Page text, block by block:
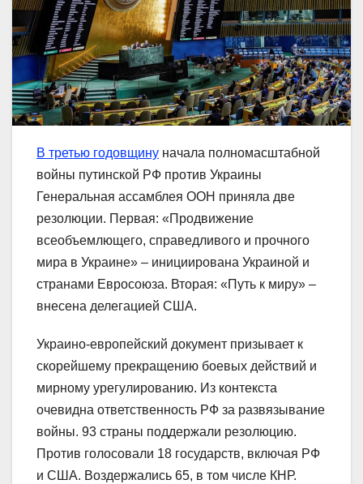
В третью годовщину начала полномасштабной
войны путинской РФ против Украины
Генеральная ассамблея ООН приняла две
резолюции. Первая: «Продвижение
всеобъемлющего, справедливого и прочного
мира в Украине» – инициирована Украиной и
странами Евросоюза. Вторая: «Путь к миру» –
внесена делегацией США.
Украино-европейский документ призывает к
скорейшему прекращению боевых действий и
мирному урегулированию. Из контекста
очевидна ответственность РФ за развязывание
войны. 93 страны поддержали резолюцию.
Против голосовали 18 государств, включая РФ
и США. Воздержались 65, в том числе КНР.